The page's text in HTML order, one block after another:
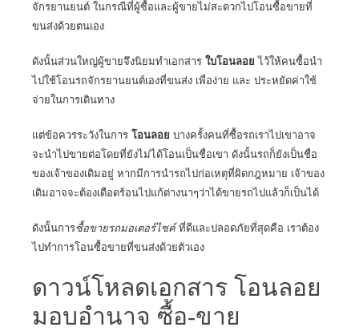
จักรยานยนต์ ในกรณีที่ผู้ซื้อและผู้ขายไม่สะดวกไปโอนซื้อขายที่
ขนส่งด้วยตนเอง
ดังนั้นส่วนใหญ่ผู้ขายจึงนิยมทำเอกสาร ใบโอนลอย ไว้ให้คนซื้อนำ
ไปใช้โอนรถจักรยานยนต์เองที่ขนส่ง เพื่อง่าย และ ประหยัดค่าใช้
จ่ายในการเดินทาง
แต่ข้อควรระวังในการ โอนลอย บางครั้งคนที่ซื้อรถเราไปเขาอาจ
จะนำไปขายต่อโดยที่ยังไม่ได้โอนเป็นชื่อเขา ดังนั้นรถก็ยังเป็นชื่อ
ของเจ้าของเดิมอยู่ หากมีการนำรถไปก่อเหตุที่ผิดกฎหมาย เจ้าของ
เดิมอาจจะต้องเดือดร้อนไปแก้ต่างนาๆว่าได้ขายรถไปแล้วก็เป็นได้
ดังนั้นการซื้อขายรถมอเตอร์ไซค์ที่ดีและปลอดภัยที่สุดคือ เราต้อง
ไปทำการโอนซื้อขายที่ขนส่งด้วยตัวเอง
ดาวน์โหลดเอกสาร โอนลอย
มอบอำนาจ ซื้อ-ขาย